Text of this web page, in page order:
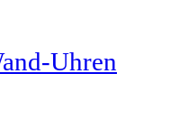
Uhren